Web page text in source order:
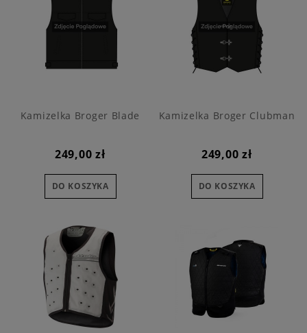
Kamizelka Broger Blade
249,00 zł
DO KOSZYKA
Kamizelka Broger Clubman
249,00 zł
DO KOSZYKA